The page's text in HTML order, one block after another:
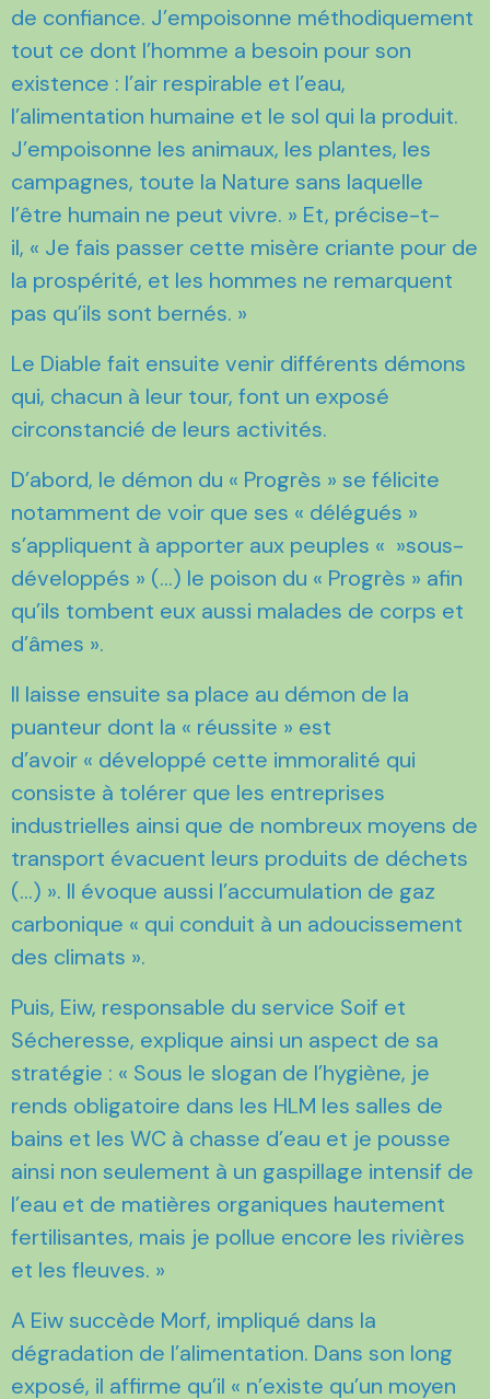
de confiance. J’empoisonne méthodiquement
tout ce dont l’homme a besoin pour son
existence : l’air respirable et l’eau,
l’alimentation humaine et le sol qui la produit.
J’empoisonne les animaux, les plantes, les
campagnes, toute la Nature sans laquelle
l’être humain ne peut vivre. » Et, précise-t-
il, « Je fais passer cette misère criante pour de
la prospérité, et les hommes ne remarquent
pas qu’ils sont bernés. »
Le Diable fait ensuite venir différents démons
qui, chacun à leur tour, font un exposé
circonstancié de leurs activités.
D’abord, le démon du « Progrès » se félicite
notamment de voir que ses « délégués »
s’appliquent à apporter aux peuples « »sous-
développés » (…) le poison du « Progrès » afin
qu’ils tombent eux aussi malades de corps et
d’âmes ».
Il laisse ensuite sa place au démon de la
puanteur dont la « réussite » est
d’avoir « développé cette immoralité qui
consiste à tolérer que les entreprises
industrielles ainsi que de nombreux moyens de
transport évacuent leurs produits de déchets
(…) ». Il évoque aussi l’accumulation de gaz
carbonique « qui conduit à un adoucissement
des climats ».
Puis, Eiw, responsable du service Soif et
Sécheresse, explique ainsi un aspect de sa
stratégie : « Sous le slogan de l’hygiène, je
rends obligatoire dans les HLM les salles de
bains et les WC à chasse d’eau et je pousse
ainsi non seulement à un gaspillage intensif de
l’eau et de matières organiques hautement
fertilisantes, mais je pollue encore les rivières
et les fleuves. »
A Eiw succède Morf, impliqué dans la
dégradation de l’alimentation. Dans son long
exposé, il affirme qu’il « n’existe qu’un moyen